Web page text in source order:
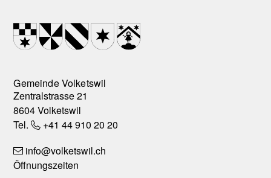
Footer
Wappen
Gemeinde Volketswil
Zentralstrasse 21
8604 Volketswil
Tel.
+41 44 910 20 20
info@volketswil.ch
Öffnungszeiten